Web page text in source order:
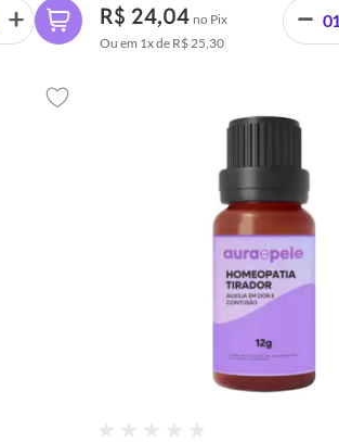
tratamento de dores
contusões, edemas e
condições que causem
R$ 24,04 no Pix
Ou em 1xde R$ 25,30
Adicionar aos favoritos